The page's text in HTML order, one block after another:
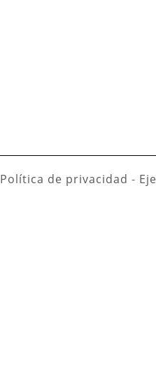
Política de privacidad -